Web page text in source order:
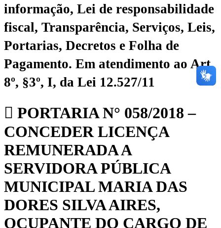
informação, Lei de responsabilidade
fiscal, Transparência, Serviços, Leis,
Portarias, Decretos e Folha de
Pagamento. Em atendimento ao Art.
8º, §3º, I, da Lei 12.527/11
PORTARIA N° 058/2018 –
CONCEDER LICENÇA
REMUNERADA A
SERVIDORA PÚBLICA
MUNICIPAL MARIA DAS
DORES SILVA AIRES,
OCUPANTE DO CARGO DE